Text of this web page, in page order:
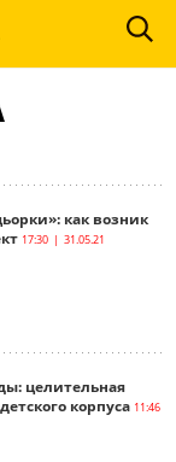
как возник
17:30 | 31.05.21
целительная
корпуса 11:46